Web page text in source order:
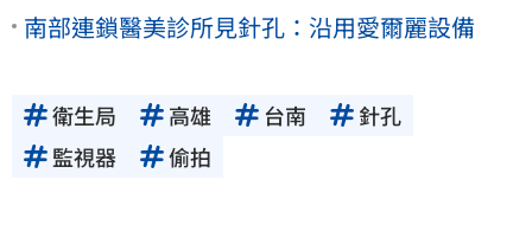
南部連鎖醫美診所見針孔：沿用愛爾麗設備
衛生局 高雄 台南
針孔
監視器
偷拍